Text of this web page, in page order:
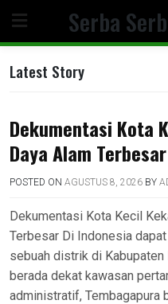
content
Serba
Latest Story
Dekumentasi Kota
Daya Alam
POSTED ON AGUSTUS 8, 2026 BY
Dekumentasi Kota Kecil
Terbesar Di Indonesia
sebuah distrik di Kabupaten
berada dekat kawasan
administratif, Tembagapura